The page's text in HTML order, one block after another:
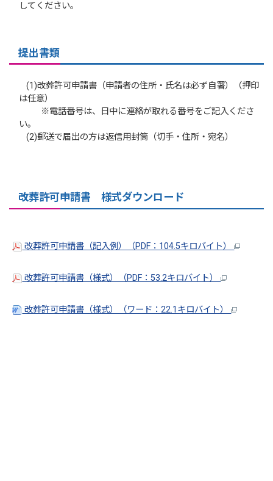
してください。
提出書類
(1)改葬許可申請書（申請者の住所・氏名は必ず自署）（押印
は任意）
※電話番号は、日中に連絡が取れる番号をご記入くださ
い。
(2)郵送で届出の方は返信用封筒（切手・住所・宛名）
改葬許可申請書 様式ダウンロード
改葬許可申請書（記入例）（PDF：104.5キロバイト）
改葬許可申請書（様式）（PDF：53.2キロバイト）
改葬許可申請書（様式）（ワード：22.1キロバイト）